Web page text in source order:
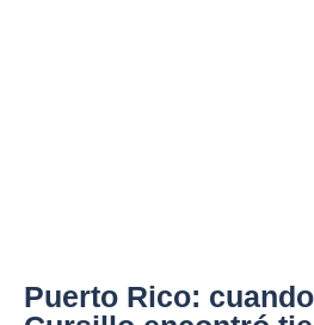
Puerto Rico: